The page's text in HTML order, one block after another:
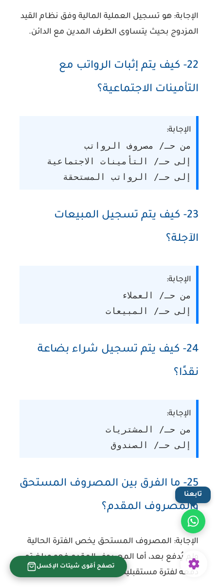
الإجابة: هو تسجيل العملية المالية وفق نظام القيد
المزدوج بحيث يتساوى الطرف المدين مع الدائن.
22- كيف يتم إثبات الرواتب مع
التأمينات الاجتماعية؟
الإجابة:
من حـ/ مصروف الرواتب
إلى حـ/ التأمينات الاجتماعية
إلى حـ/ الرواتب المستحقة
23- كيف يتم تسجيل المبيعات
الآجلة؟
الإجابة:
من حـ/ العملاء
إلى حـ/ المبيعات
24- كيف يتم تسجيل شراء بضاعة
نقدًا؟
الإجابة:
من حـ/ المشتريات
إلى حـ/ الصندوق
25- ما الفرق بين المصروف المستحق
والمصروف المقدم؟
الإجابة: المصروف المستحق يخص الفترة الحالية
ولم يُدفع بعد، أما المصروف المقدم فهو مبلغ تم
دفعه لفترة مستقبلية.
تابعنا
تصفح أقوى شيتات الإكسل